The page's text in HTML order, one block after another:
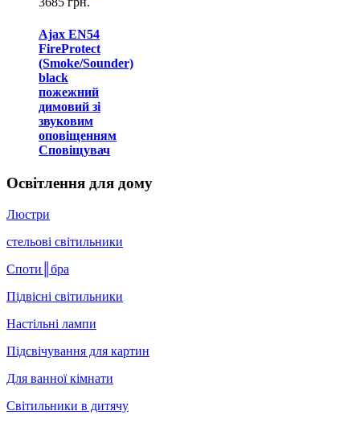
Ajax EN54
FireProtect
(Smoke/Sounder)
black
пожежний
димовий зі
звуковим
оповіщенням
Сповіщувач
Освітлення для дому
Люстри
стельові світильники
Споти║бра
Підвісні світильники
Настільні лампи
Підсвічування для картин
Для ванної кімнати
Світильники в дитячу